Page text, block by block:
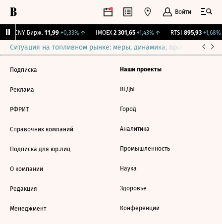
Войти
CNY Бирж. 11,99 +0,33%↑ IMOEX 2 301,65 +1,43%↑ RTSI 895,93 +1,68%
Ситуация на топливном рынке: меры, динамика, прогнозы
Подписка
Реклама
РФРИТ
Справочник компаний
Подписка для юр.лиц
О компании
Редакция
Менеджмент
Наши проекты
ВЕДЫ
Город
Аналитика
Промышленность
Наука
Здоровье
Конференции